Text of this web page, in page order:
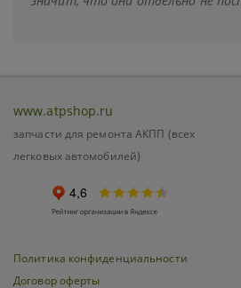
www.atpshop.ru
запчасти для ремонта АКПП (всех
легковых автомобилей)
Политика конфиденциальности
Договор оферты